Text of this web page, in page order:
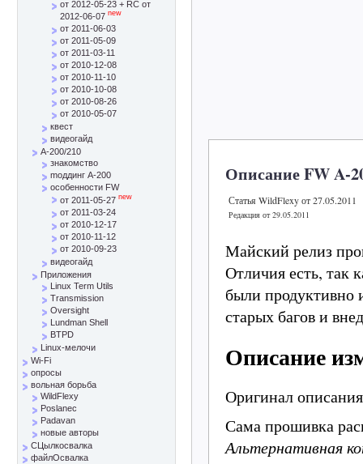
Описание FW A-
Статья WildFlexy от 27.05.2011
Редакция от 29.05.2011
Майский релиз
Отличия есть, так
были продуктивно
старых багов и
Описание
Оригинал
Сама прошивка
Альтернативная
от 2012-05-23 + RC от
2012-06-07 new
от 2011-06-03
от 2011-05-09
от 2011-03-11
от 2010-12-08
от 2010-11-10
от 2010-10-08
от 2010-08-26
от 2010-05-07
квест
видеогайд
A-200/210
знакомство
mоддинг A-200
особенности FW
от 2011-05-27 new
от 2011-03-24
от 2010-12-17
от 2010-11-12
от 2010-09-23
видеогайд
Приложения
Linux Term Utils
Transmission
Oversight
Lundman Shell
BTPD
Linux-мелочи
Wi-Fi
опросы
вольная борьба
WildFlexy
Poslanec
Padavan
новые авторы
СЦылкосвалка
файлОсвалка